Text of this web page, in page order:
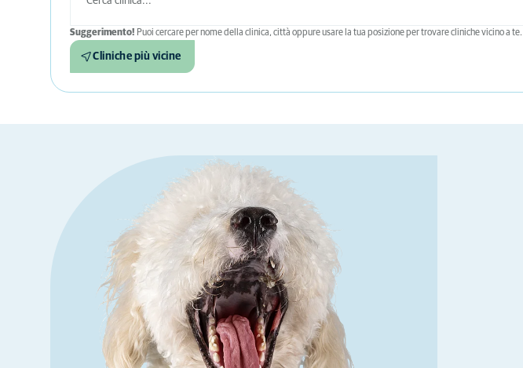
Suggerimento! Puoi cercare per nome della clinica, città oppure usare la tua posizione per trovare cliniche vicino a te.
Cliniche più vicine